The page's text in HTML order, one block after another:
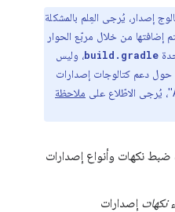
إصدار، يُرجى العِلم بالمشكلة
إضافتها من خلال مربّع الحوار
build.gradle، وليس
حول دعم كتالوجات إصدارات
ملاحظة
نكهات وأنواع إصدارات
نكهات إصدارات